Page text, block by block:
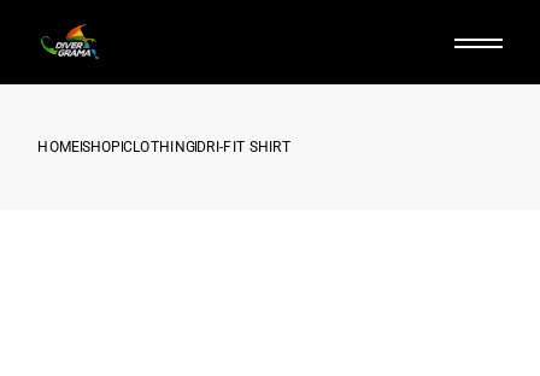
HOMESHOP CLOTHING DRI-FIT SHIRT